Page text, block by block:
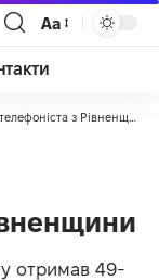
Аа
з Рівненщини
отримав 49-